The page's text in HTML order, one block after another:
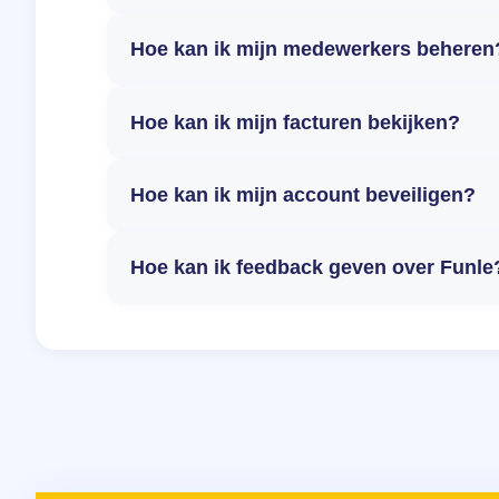
Hoe kan ik mijn medewerkers
Hoe kan ik mijn facturen bekijken?
Hoe kan ik mijn account beveiligen?
Hoe kan ik feedback geven over